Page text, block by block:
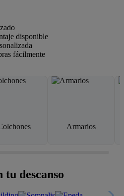
disponible
fácilmente
Armarios
descanso